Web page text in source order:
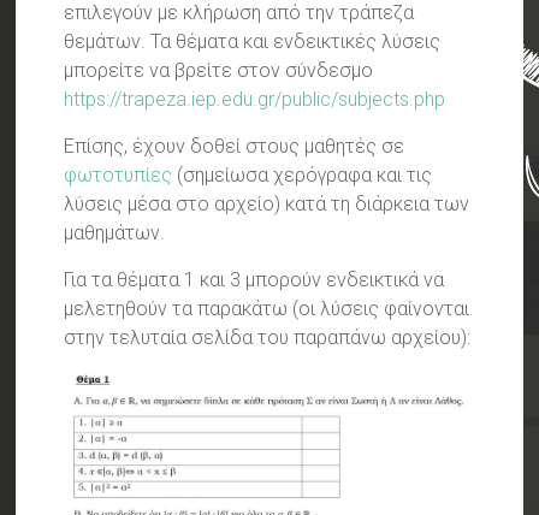
επιλεγούν με κλήρωση από την τράπεζα
θεμάτων. Τα θέματα και ενδεικτικές λύσεις
μπορείτε να βρείτε στον σύνδεσμο
https://trapeza.iep.edu.gr/public/subjects.php
Επίσης, έχουν δοθεί στους μαθητές σε
φωτοτυπίες (σημείωσα χερόγραφα και τις
λύσεις μέσα στο αρχείο) κατά τη διάρκεια των
μαθημάτων.
Για τα θέματα 1 και 3 μπορούν ενδεικτικά να
μελετηθούν τα παρακάτω (οι λύσεις φαίνονται
στην τελυταία σελίδα του παραπάνω αρχείου):